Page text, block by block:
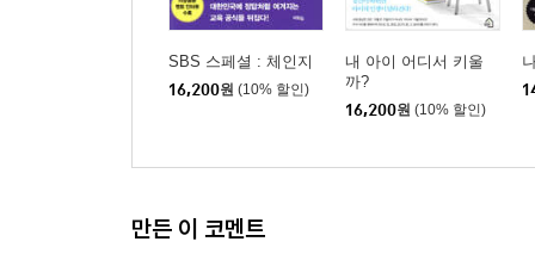
SBS 스페셜 : 체인지
16,200원 (10% 할인)
내 아이 어디서 키울
까?
16,200원 (10% 할인)
만든 이 코멘트